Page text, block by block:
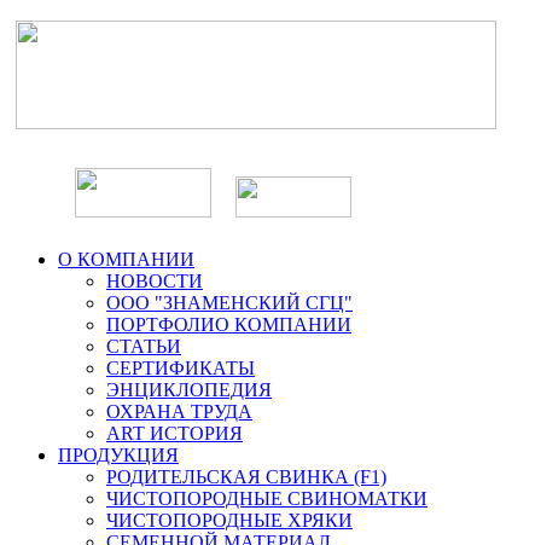
О КОМПАНИИ
НОВОСТИ
ООО "ЗНАМЕНСКИЙ СГЦ"
ПОРТФОЛИО КОМПАНИИ
СТАТЬИ
СЕРТИФИКАТЫ
ЭНЦИКЛОПЕДИЯ
ОХРАНА ТРУДА
ART ИСТОРИЯ
ПРОДУКЦИЯ
РОДИТЕЛЬСКАЯ СВИНКА (F1)
ЧИСТОПОРОДНЫЕ СВИНОМАТКИ
ЧИСТОПОРОДНЫЕ ХРЯКИ